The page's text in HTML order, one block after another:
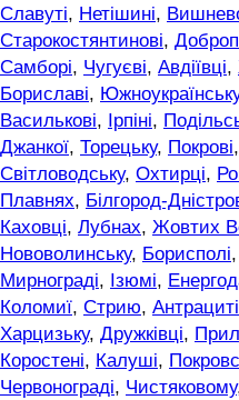
Славуті, Нетішині,
Старокостянтинові,
Самборі, Чугуєві, Авдіївці,
Бориславі, Южноукраїнську
Василькові, Ірпіні,
Джанкої, Торецьку, Покрові,
Світловодську, Охтирці,
Плавнях, Білгород-
Каховці, Лубнах, Жовтих
Нововолинську, Борисполі,
Мирнограді, Ізюмі,
Коломиї, Стрию, Антрациті
Харцизьку, Дружківці,
Коростені, Калуші,
Червонограді, Чистяковому